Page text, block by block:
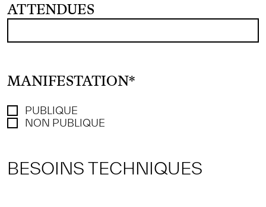
ATTENDUES
MANIFESTATION*
PUBLIQUE
NON PUBLIQUE
BESOINS TECHNIQUES